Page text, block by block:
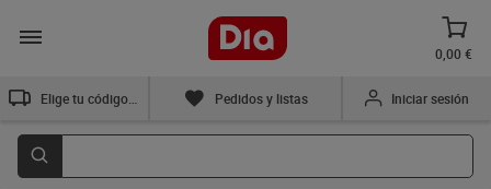
0,00 €
Pedidos y listas Iniciar sesión